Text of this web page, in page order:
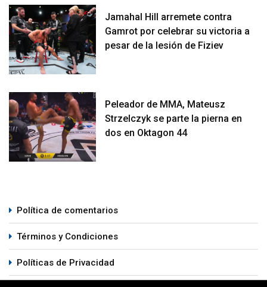
Jamahal Hill arremete contra
Gamrot por celebrar su victoria a
pesar de la lesión de Fiziev
Peleador de MMA, Mateusz
Strzelczyk se parte la pierna en
dos en Oktagon 44
Política de comentarios
Términos y Condiciones
Políticas de Privacidad